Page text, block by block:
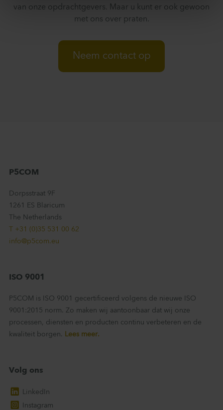
van onze opdrachtgevers. Maar u kunt er ook gewoon
met ons over praten.
Neem contact op
P5COM
Dorpsstraat 9F
1261 ES Blaricum
The Netherlands
T +31 (0)35 531 00 62
info@p5com.eu
ISO 9001
P5COM is ISO 9001 gecertificeerd volgens de nieuwe ISO
9001:2015 norm. Zo maken wij aantoonbaar dat wij onze
processen, diensten en producten continu verbeteren en de
kwaliteit borgen.
Lees meer.
Volg ons
LinkedIn
Instagram